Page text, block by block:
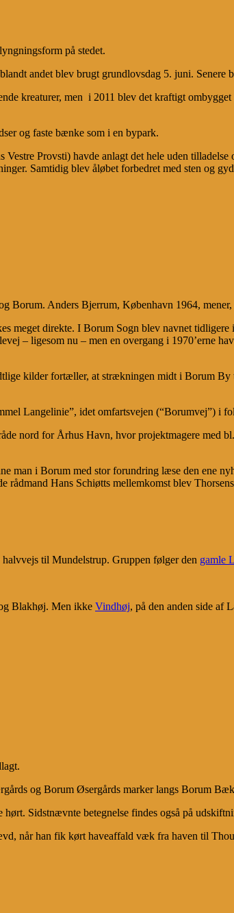
på stedet.
andet blev brugt grundlovsdag 5. juni. Senere
kreaturer, men i 2011 blev det kraftigt
og faste bænke som i en bypark.
Provsti) havde anlagt det hele uden
Samtidig blev åløbet forbedret med sten og
Borum. Anders Bjerrum, København 1964,
meget direkte. I Borum Sogn blev navnet
– ligesom nu – men en overgang i 1970’erne
kilder fortæller, at strækningen midt i Borum
Langelinie”, idet omfartsvejen (“Borumvej”) i
nord for Århus Havn, hvor projektmagere
man i Borum med stor forundring læse den ene
rådmand Hans Schiøtts mellemkomst blev
til Mundelstrup. Gruppen følger den gamle
Blakhøj. Men ikke Vindhøj, på den anden side af
og Borum Øsergårds marker langs Borum
Sidstnævnte betegnelse findes også på
når han fik kørt haveaffald væk fra haven til